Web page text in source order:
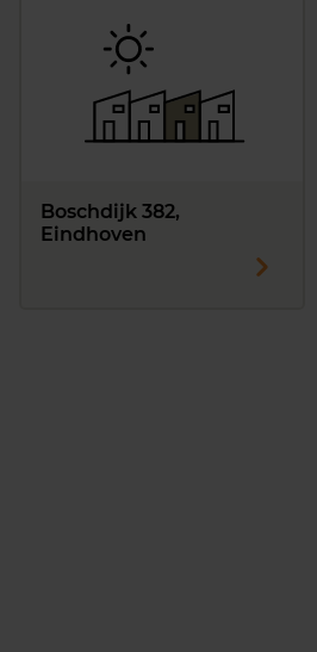
Boschdijk 382,
Eindhoven